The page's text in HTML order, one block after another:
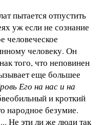
пытается отпустить
уж если не сознание
человеческое
человеку. Он
того, что неповинен
еще большее
Его на нас и на
и кроткий
народное безумие.
Не эти ли же люди так